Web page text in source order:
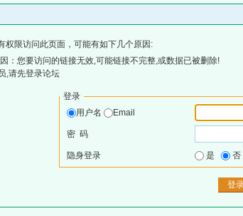
权限访问此页面，可能有如下几个原因:
：您要访问的链接无效,可能链接不完整,或数据已被删除!
,请先登录论坛
登录
用户名
Email
密 码
隐身登录 是 否